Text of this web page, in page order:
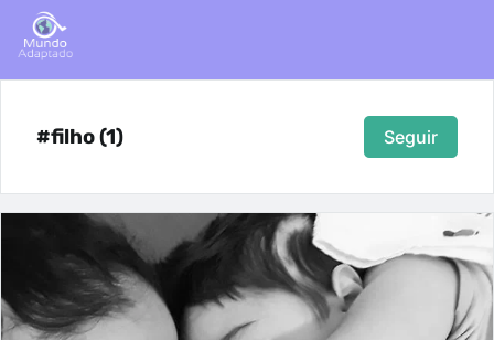
#filho (1) Seguir